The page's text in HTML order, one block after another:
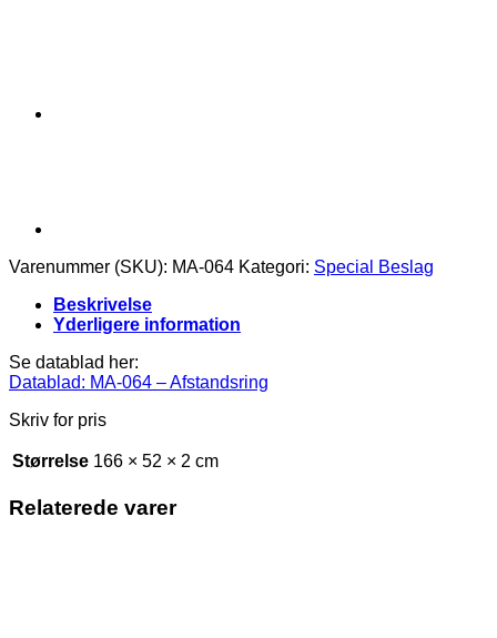
Varenummer (SKU): MA-064 Kategori: Special Beslag
Beskrivelse
Yderligere information
Se datablad her:
Datablad: MA-064 – Afstandsring
Skriv for pris
Størrelse 166 × 52 × 2 cm
Relaterede varer